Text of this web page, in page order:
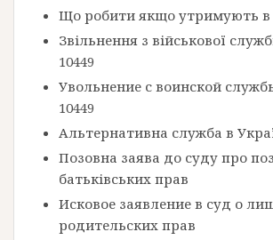
Що робити якщо утримують
Звільнення з військової
10449
Увольнение с воинской
10449
Альтернативна служба в
Позовна заява до суду про
батьківських прав
Исковое заявление в суд о
родительских прав